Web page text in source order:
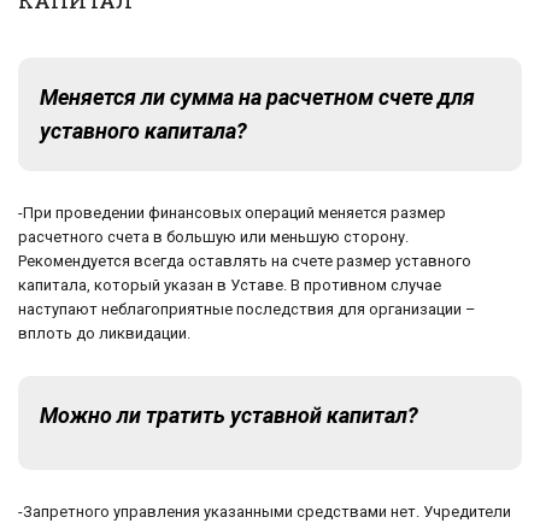
Меняется ли сумма на расчетном счете для
уставного капитала?
-При проведении финансовых операций меняется размер
расчетного счета в большую или меньшую сторону.
Рекомендуется всегда оставлять на счете размер уставного
капитала, который указан в Уставе. В противном случае
наступают неблагоприятные последствия для организации –
вплоть до ликвидации.
Можно ли тратить уставной капитал?
-Запретного управления указанными средствами нет. Учредители